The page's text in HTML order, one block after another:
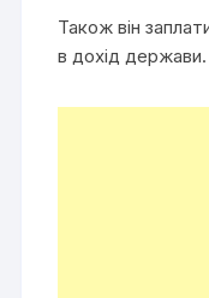
Також він
в дохід держави.